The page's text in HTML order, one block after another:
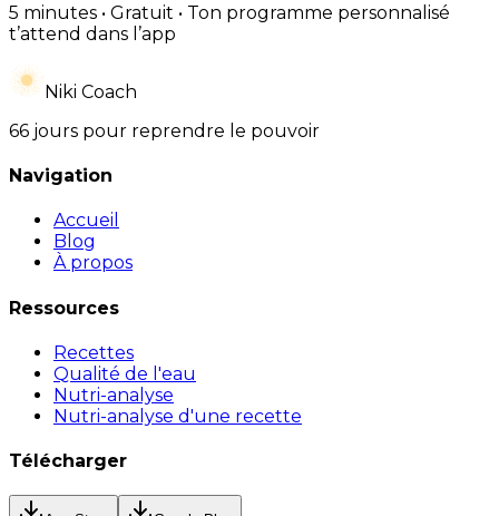
5 minutes • Gratuit • Ton programme personnalisé
t’attend dans l’app
Niki Coach
66 jours pour reprendre le pouvoir
Navigation
Accueil
Blog
À propos
Ressources
Recettes
Qualité de l'eau
Nutri-analyse
Nutri-analyse d'une recette
Télécharger